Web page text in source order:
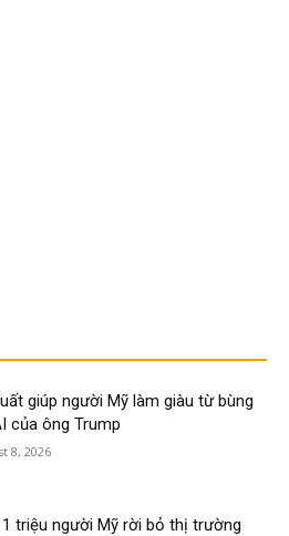
giúp người Mỹ làm giàu từ bùng
của ông Trump
8, 2026
triệu người Mỹ rời bỏ thị trường